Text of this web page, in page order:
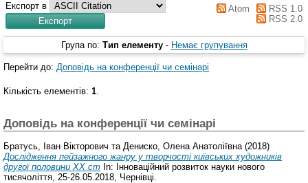
Експорт в
Atom
RSS 1.0
RSS 2.0
Група по: Тип елементу - Немає групування
Перейти до: Доповідь на конференції чи семінарі
Кількість елементів: 1.
Доповідь на конференції чи семінарі
Братусь, Іван Вікторович та Дениско, Олена Анатоліївна (2018)
Дослідження пейзажного жанру у творчості київських художників
другої половини ХХ ст In: Інноваційний розвиток науки нового
тисячоліття, 25-26.05.2018, Чернівці.